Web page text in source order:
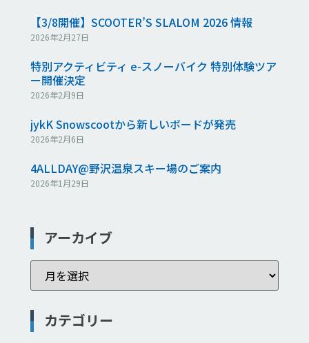
【3/8開催】SCOOTER’S SLALOM 2026 情報
2026年2月27日
特別アクティビティ e-スノーバイク 特別体験ツア
ー開催決定
2026年2月9日
jykK Snowscootから新しいボードが発売
2026年2月6日
4ALLDAY@野沢温泉スキー場のご案内
2026年1月29日
アーカイブ
カテゴリー